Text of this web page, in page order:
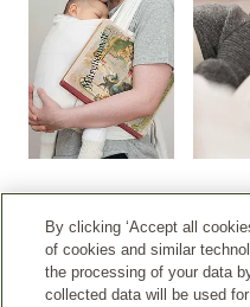
By clicking ‘Accept all
of cookies and similar
the processing of your data
collected data will be used